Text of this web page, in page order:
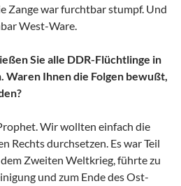
Zange war furchtbar stumpf. Und
West-Ware.
Sie alle DDR-Flüchtlinge in
Waren Ihnen die Folgen bewußt,
Wir wollten einfach die
Rechts durchsetzen. Es war Teil
Zweiten Weltkrieg, führte zu
und zum Ende des Ost-